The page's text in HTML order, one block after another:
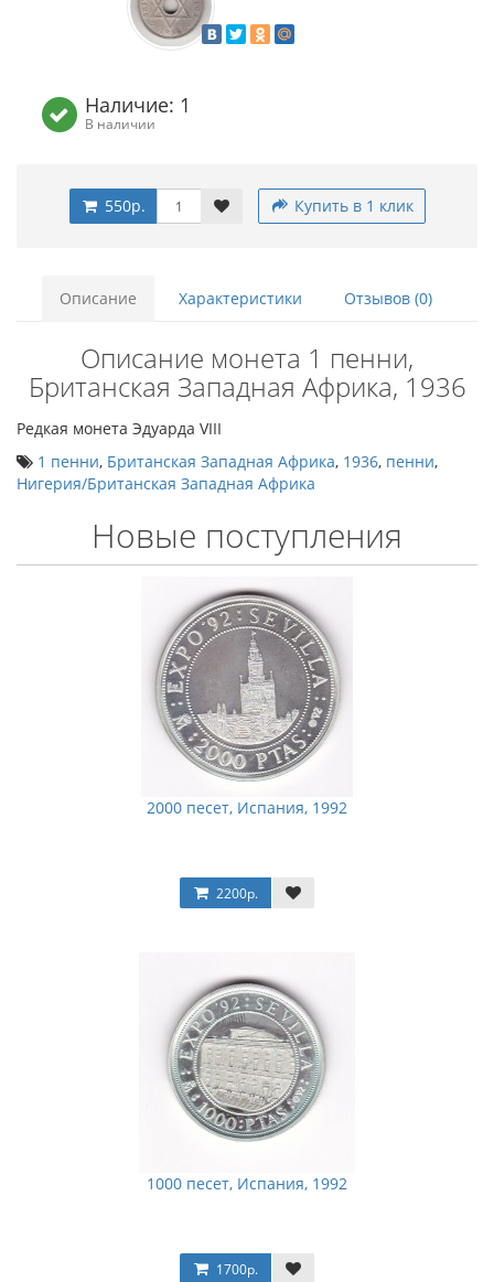
Наличие: 1
В наличии
550р. Купить в 1 клик
Описание Характеристики Отзывов (0)
Описание монета 1 пенни,
Британская Западная Африка, 1936
Редкая монета Эдуарда VIII
1 пенни, Британская Западная Африка, 1936, пенни,
Нигерия/Британская Западная Африка
Новые поступления
2000 песет, Испания, 1992
2200р.
1000 песет, Испания, 1992
1700р.